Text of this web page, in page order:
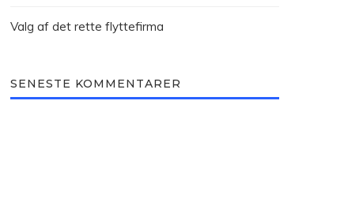
Valg af det rette flyttefirma
SENESTE KOMMENTARER